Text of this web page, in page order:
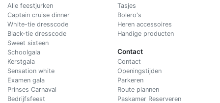
Alle feestjurken
Captain cruise dinner
White-tie dresscode
Black-tie dresscode
Sweet sixteen
Schoolgala
Kerstgala
Sensation white
Examen gala
Prinses Carnaval
Bedrijfsfeest
Tasjes
Bolero's
Heren accessoires
Handige producten
Contact
Contact
Openingstijden
Parkeren
Route plannen
Paskamer Reserveren